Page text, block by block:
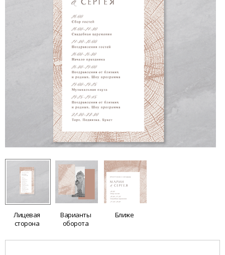
Лицевая
сторона
Варианты
оборота
Ближе